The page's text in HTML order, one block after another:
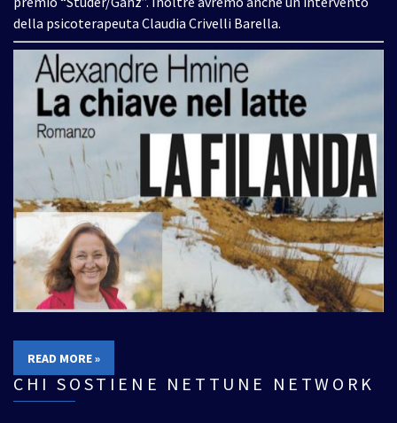
della psicoterapeuta Claudia Crivelli Barella.
READ MORE »
CHI SOSTIENE NETTUNE NETWORK